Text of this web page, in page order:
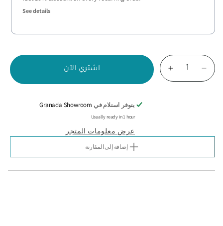
See details
الكمية
زيادة
الكمية
GLAMOUR
اشتري الآن
يتوفر استلام في Granada Showroom
Usually ready in 1 hour
عرض معلومات المتجر
إضافة إلى المقارنة